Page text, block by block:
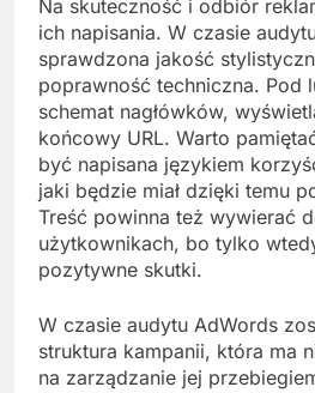
Na skuteczność i odbiór
ich napisania. W czasie
sprawdzona jakość
poprawność techniczna. Pod
schemat nagłówków,
końcowy URL. Warto
być napisana językiem
jaki będzie miał dzięki temu
Treść powinna też wywierać
użytkownikach, bo tylko
pozytywne skutki.
W czasie audytu AdWords
struktura kampanii, która ma
na zarządzanie jej